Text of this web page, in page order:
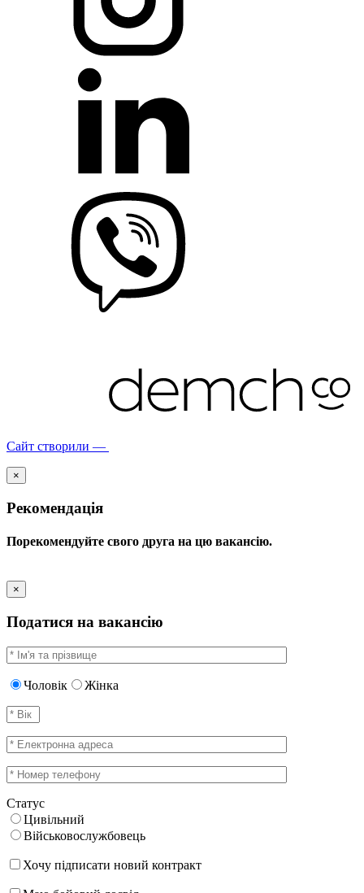
Сайт створили —
×
Рекомендація
Порекомендуйте свого друга на цю вакансію.
×
Податися на вакансію
Чоловік Жінка
Статус
Цивільний
Військовослужбовець
Хочу підписати новий контракт